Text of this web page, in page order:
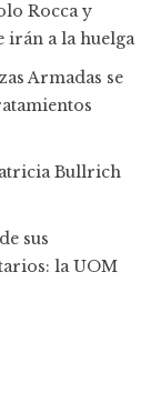
Rocca y
irán a la huelga
Armadas se
Bullrich
sus
la UOM